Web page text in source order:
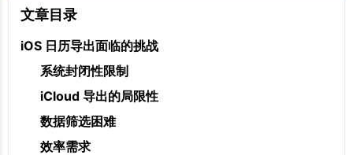
文章目录
iOS 日历导出面临的挑战
系统封闭性限制
iCloud 导出的局限性
数据筛选困难
效率需求